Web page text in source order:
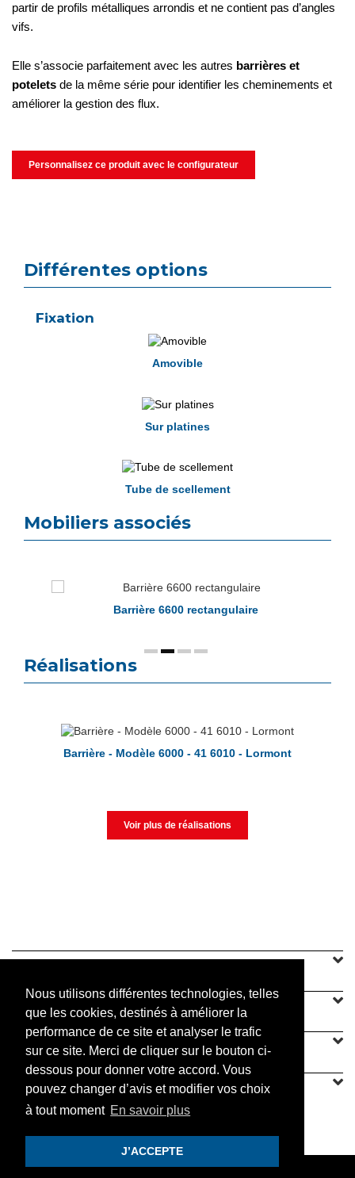
Nous utilisons différentes technologies, telles
que les cookies, destinés à améliorer la
performance de ce site et analyser le trafic
sur ce site. Merci de cliquer sur le bouton ci-
dessous pour donner votre accord. Vous
pouvez changer d’avis et modifier vos choix
à tout moment En savoir plus
J’ACCEPTE
partir de profils métalliques arrondis et ne contient pas d’angles
vifs.
Elle s’associe parfaitement avec les autres barrières et
potelets de la même série pour identifier les cheminements et
améliorer la gestion des flux.
Personnalisez ce produit avec le configurateur
Différentes options
Fixation
Amovible
Sur platines
Tube de scellement
Mobiliers associés
Barrière 6600 rectangulaire
Réalisations
Barrière - Modèle 6000 - 41 6010 - Lormont
Voir plus de réalisations
NOTRE OFFRE
CONTACT